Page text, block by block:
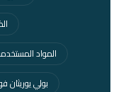
المواد
بولي يوريثان